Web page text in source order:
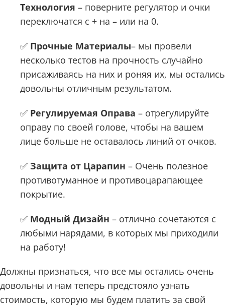
Технология – поверните регулятор и очки
переключатся с + на – или на 0.
✅ Прочные Материалы– мы провели
несколько тестов на прочность случайно
присаживаясь на них и роняя их, мы остались
довольны отличным результатом.
✅ Регулируемая Оправа – отрегулируйте
оправу по своей голове, чтобы на вашем
лице больше не оставалось линий от очков.
✅ Защита от Царапин – Очень полезное
противотуманное и противоцарапающее
покрытие.
✅ Модный Дизайн – отлично сочетаются с
любыми нарядами, в которых мы приходили
на работу!
Должны признаться, что все мы остались очень
довольны и нам теперь предстояло узнать
стоимость, которую мы будем платить за свой